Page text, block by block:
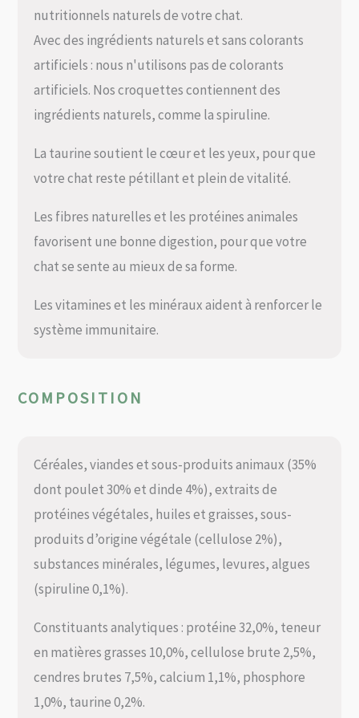
nutritionnels naturels de votre chat.
Avec des ingrédients naturels et sans colorants
artificiels : nous n'utilisons pas de colorants
artificiels. Nos croquettes contiennent des
ingrédients naturels, comme la spiruline.
La taurine soutient le cœur et les yeux, pour que
votre chat reste pétillant et plein de vitalité.
Les fibres naturelles et les protéines animales
favorisent une bonne digestion, pour que votre
chat se sente au mieux de sa forme.
Les vitamines et les minéraux aident à renforcer le
système immunitaire.
COMPOSITION
Céréales, viandes et sous-produits animaux (35%
dont poulet 30% et dinde 4%), extraits de
protéines végétales, huiles et graisses, sous-
produits d’origine végétale (cellulose 2%),
substances minérales, légumes, levures, algues
(spiruline 0,1%).
Constituants analytiques : protéine 32,0%, teneur
en matières grasses 10,0%, cellulose brute 2,5%,
cendres brutes 7,5%, calcium 1,1%, phosphore
1,0%, taurine 0,2%.